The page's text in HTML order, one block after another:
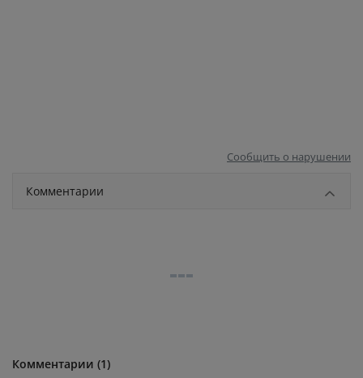
Сообщить о нарушении
Комментарии
Комментарии (1)